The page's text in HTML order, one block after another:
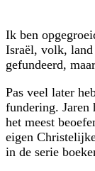
Ik ben
Israël, volk, land
gefundeerd,
Pas veel later
fundering. Jaren
het meest
eigen
in de serie